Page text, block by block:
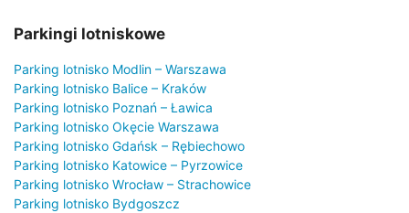
Parkingi lotniskowe
Parking lotnisko Modlin – Warszawa
Parking lotnisko Balice – Kraków
Parking lotnisko Poznań – Ławica
Parking lotnisko Okęcie Warszawa
Parking lotnisko Gdańsk – Rębiechowo
Parking lotnisko Katowice – Pyrzowice
Parking lotnisko Wrocław – Strachowice
Parking lotnisko Bydgoszcz